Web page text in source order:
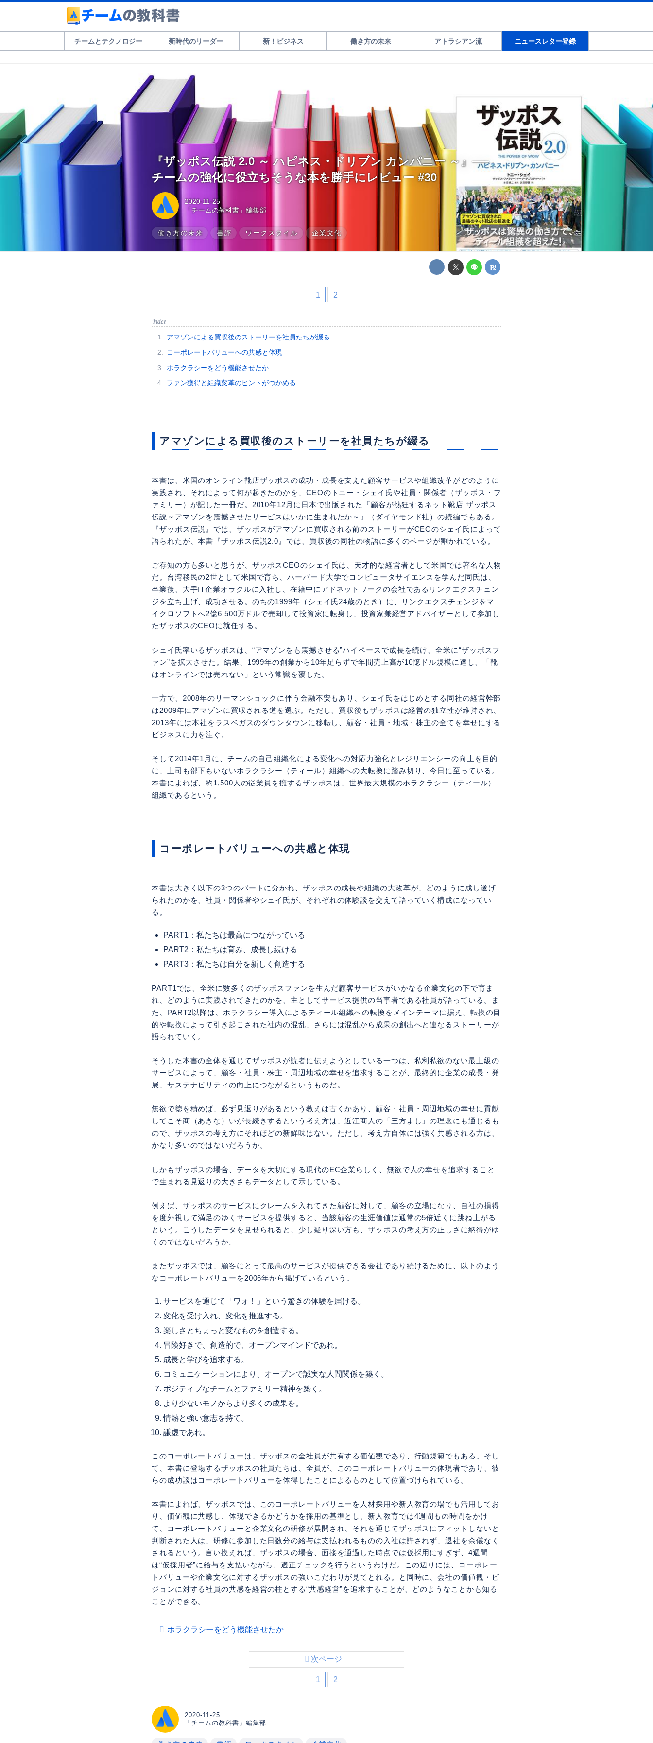
チームとテクノロジー 新時代のリーダー 新！ビジネス 働き方の未来 アトラシアン流 ニュースレター登録
『ザッポス伝説 2.0 ～ ハピネス・ドリブン カンパニー ～』──
チームの強化に役立ちそうな本を勝手にレビュー #30
2020-11-25
「チームの教科書」編集部
働き方の未来 書評 ワークスタイル 企業文化
1 2
アマゾンによる買収後のストーリーを社員たちが綴る
コーポレートバリューへの共感と体現
ホラクラシーをどう機能させたか
ファン獲得と組織変革のヒントがつかめる
アマゾンによる買収後のストーリーを社員たちが綴る
本書は、米国のオンライン靴店ザッポスの成功・成長を支えた顧客サービスや組織改革がどのように
実践され、それによって何が起きたのかを、CEOのトニー・シェイ氏や社員・関係者（ザッポス・フ
ァミリー）が記した一冊だ。2010年12月に日本で出版された『顧客が熱狂するネット靴店 ザッポス
伝説～アマゾンを震撼させたサービスはいかに生まれたか～』（ダイヤモンド社）の続編でもある。
『ザッポス伝説』では、ザッポスがアマゾンに買収される前のストーリーがCEOのシェイ氏によって
語られたが、本書『ザッポス伝説2.0』では、買収後の同社の物語に多くのページが割かれている。
ご存知の方も多いと思うが、ザッポスCEOのシェイ氏は、天才的な経営者として米国では著名な人物
だ。台湾移民の2世として米国で育ち、ハーバード大学でコンピュータサイエンスを学んだ同氏は、
卒業後、大手IT企業オラクルに入社し、在籍中にアドネットワークの会社であるリンクエクスチェン
ジを立ち上げ、成功させる。のちの1999年（シェイ氏24歳のとき）に、リンクエクスチェンジをマ
イクロソフトへ2億6,500万ドルで売却して投資家に転身し、投資家兼経営アドバイザーとして参加し
たザッポスのCEOに就任する。
シェイ氏率いるザッポスは、“アマゾンをも震撼させる”ハイペースで成長を続け、全米に“ザッポスフ
ァン”を拡大させた。結果、1999年の創業から10年足らずで年間売上高が10憶ドル規模に達し、「靴
はオンラインでは売れない」という常識を覆した。
一方で、2008年のリーマンショックに伴う金融不安もあり、シェイ氏をはじめとする同社の経営幹部
は2009年にアマゾンに買収される道を選ぶ。ただし、買収後もザッポスは経営の独立性が維持され、
2013年には本社をラスベガスのダウンタウンに移転し、顧客・社員・地域・株主の全てを幸せにする
ビジネスに力を注ぐ。
そして2014年1月に、チームの自己組織化による変化への対応力強化とレジリエンシーの向上を目的
に、上司も部下もいないホラクラシー（ティール）組織への大転換に踏み切り、今日に至っている。
本書によれば、約1,500人の従業員を擁するザッポスは、世界最大規模のホラクラシー（ティール）
組織であるという。
コーポレートバリューへの共感と体現
本書は大きく以下の3つのパートに分かれ、ザッポスの成長や組織の大改革が、どのように成し遂げ
られたのかを、社員・関係者やシェイ氏が、それぞれの体験談を交えて語っていく構成になってい
る。
PART1：私たちは最高につながっている
PART2：私たちは育み、成長し続ける
PART3：私たちは自分を新しく創造する
PART1では、全米に数多くのザッポスファンを生んだ顧客サービスがいかなる企業文化の下で育ま
れ、どのように実践されてきたのかを、主としてサービス提供の当事者である社員が語っている。ま
た、PART2以降は、ホラクラシー導入によるティール組織への転換をメインテーマに据え、転換の目
的や転換によって引き起こされた社内の混乱、さらには混乱から成果の創出へと連なるストーリーが
語られていく。
そうした本書の全体を通じてザッポスが読者に伝えようとしている一つは、私利私欲のない最上級の
サービスによって、顧客・社員・株主・周辺地域の幸せを追求することが、最終的に企業の成長・発
展、サステナビリティの向上につながるというものだ。
無欲で徳を積めば、必ず見返りがあるという教えは古くかあり、顧客・社員・周辺地域の幸せに貢献
してこそ商（あきな）いが長続きするという考え方は、近江商人の「三方よし」の理念にも通じるも
ので、ザッポスの考え方にそれほどの新鮮味はない。ただし、考え方自体には強く共感される方は、
かなり多いのではないだろうか。
しかもザッポスの場合、データを大切にする現代のEC企業らしく、無欲で人の幸せを追求すること
で生まれる見返りの大きさもデータとして示している。
例えば、ザッポスのサービスにクレームを入れてきた顧客に対して、顧客の立場になり、自社の損得
を度外視して満足のゆくサービスを提供すると、当該顧客の生涯価値は通常の5倍近くに跳ね上がる
という。こうしたデータを見せられると、少し疑り深い方も、ザッポスの考え方の正しさに納得がゆ
くのではないだろうか。
またザッポスでは、顧客にとって最高のサービスが提供できる会社であり続けるために、以下のよう
なコーポレートバリューを2006年から掲げているという。
サービスを通じて「ワォ！」という驚きの体験を届ける。
変化を受け入れ、変化を推進する。
楽しさとちょっと変なものを創造する。
冒険好きで、創造的で、オープンマインドであれ。
成長と学びを追求する。
コミュニケーションにより、オープンで誠実な人間関係を築く。
ポジティブなチームとファミリー精神を築く。
より少ないモノからより多くの成果を。
情熱と強い意志を持て。
謙虚であれ。
このコーポレートバリューは、ザッポスの全社員が共有する価値観であり、行動規範でもある。そし
て、本書に登場するザッポスの社員たちは、全員が、このコーポレートバリューの体現者であり、彼
らの成功談はコーポレートバリューを体得したことによるものとして位置づけられている。
本書によれば、ザッポスでは、このコーポレートバリューを人材採用や新人教育の場でも活用してお
り、価値観に共感し、体現できるかどうかを採用の基準とし、新人教育では4週間もの時間をかけ
て、コーポレートバリューと企業文化の研修が展開され、それを通じてザッポスにフィットしないと
判断された人は、研修に参加した日数分の給与は支払われるものの入社は許されず、退社を余儀なく
されるという。言い換えれば、ザッポスの場合、面接を通過した時点では仮採用にすぎず、4週間
は“仮採用者”に給与を支払いながら、適正チェックを行うというわけだ。この辺りには、コーポレー
トバリューや企業文化に対するザッポスの強いこだわりが見てとれる。と同時に、会社の価値観・ビ
ジョンに対する社員の共感を経営の柱とする“共感経営”を追求することが、どのようなことかも知る
ことができる。
ホラクラシーをどう機能させたか
1 2
次ページ
2020-11-25
「チームの教科書」編集部